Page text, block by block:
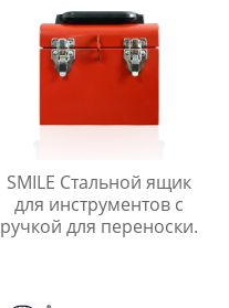
защитой IP65
SMILE Стальной ящик
для инструментов с
ручкой для переноски.